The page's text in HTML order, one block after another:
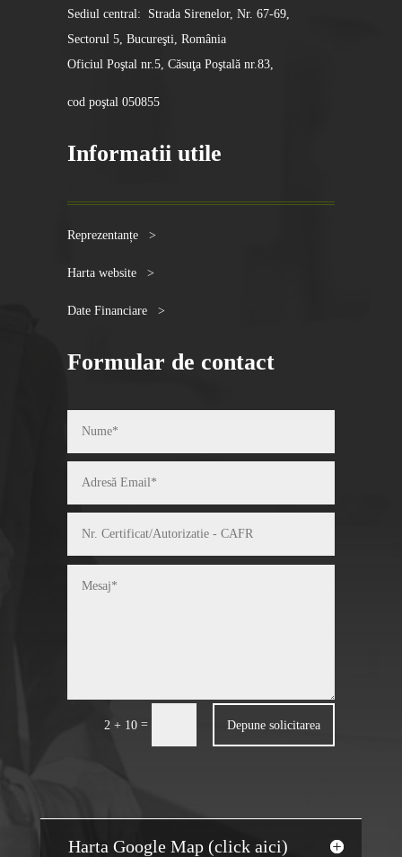
Sediul central: Strada Sirenelor, Nr. 67-69,
Sectorul 5, Bucureşti, România
Oficiul Poştal nr.5, Căsuţa Poştală nr.83,
cod poştal 050855
Informatii utile
Reprezentanțe >
Harta website >
Date Financiare >
Formular de contact
2 + 10 = Depune solicitarea
Harta Google Map (click aici)